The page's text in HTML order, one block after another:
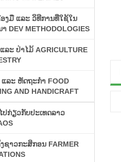
ງມື ແລະ ວິທີການທີ່ໃຊ້ໃນ
DEV METHODOLOGIES
ລະ ປ່າໄມ້ AGRICULTURE
ແລະ ຫັດຖະກຳ FOOD
AND HANDICRAFT
ປກ່ຽວກັບປະເທດລາວ
ຊາວກະສິກອນ FARMER